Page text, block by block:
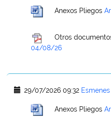
Anexos Pliegos
Otros
04/08/26
29/07/2026 09:32
Anexos Pliegos